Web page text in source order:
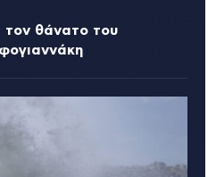
τον θάνατο του